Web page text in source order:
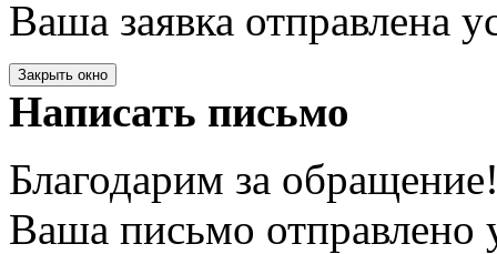
Ваша заявка отправлена
Закрыть окно
Написать письмо
Благодарим за
Ваша письмо отправлено